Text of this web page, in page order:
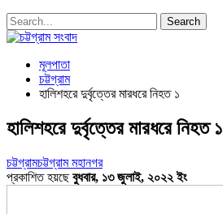
মূলপাতা
চট্টগ্রাম
হালিশহরে দুর্বৃত্তের মারধরে নিহত ১
হালিশহরে দুর্বৃত্তের মারধরে নিহত ১
চট্টগ্রামচট্টগ্রাম মহানগর
প্রকাশিত হয়ছেবুধবার, ১৩ জুলাই, ২০২২ ইং